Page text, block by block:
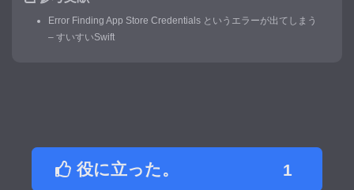
Error Finding App Store Credentials というエラーが出てしまう
– すいすいSwift
役に立った。 1